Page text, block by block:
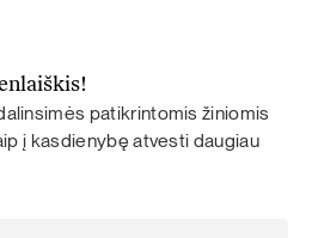
patikrintomis žiniomis
į kasdienybę atvesti daugiau